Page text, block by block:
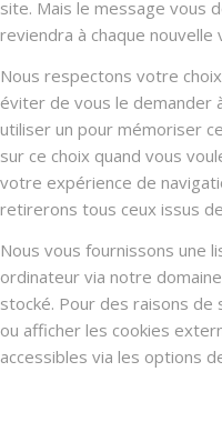
site. Mais le message vous
reviendra à chaque
Nous respectons votre
éviter de vous le demander
utiliser un pour mémoriser
sur ce choix quand vous
votre expérience de
retirerons tous ceux issus
Nous vous fournissons une
ordinateur via notre
stocké. Pour des raisons
ou afficher les cookies
accessibles via les options